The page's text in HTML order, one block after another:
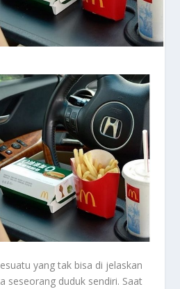
yang tak bisa di jelaskan
seseorang duduk sendiri. Saat